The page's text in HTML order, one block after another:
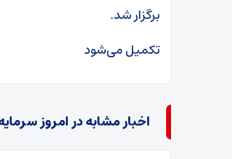
برگزار شد.
تکمیل می‌شود
اخبار مشابه در امروز